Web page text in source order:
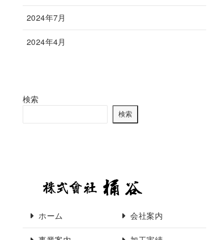
2024年7月
2024年4月
検索
検索
ホーム 会社案内